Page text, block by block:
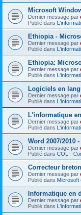
Microsoft
Dernier message par
Publié dans
Ethiopia -
Dernier message par
Publié dans
Ethiopia:
Dernier message par
Publié dans
Logiciels en
Dernier message par
Publié dans
L'informatique
Dernier message par
Publié dans
Word 2007/2010
Dernier message par
Publié dans COL -
Correcteur
Dernier message par
Publié dans Microsoft
Informatique en
Dernier message par
Publié dans